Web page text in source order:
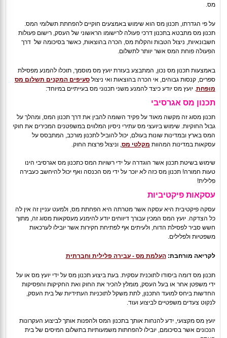
מס.
על פי הגדרתו, תכנון מס הוא שימוש באמצעים חוקיים להפחתת תשלומי המס.
תכנון מס מתבטא בתכנון דרכי פעולה לרישומו הראשוני של העסק, רישום פעולות
חשבונאיות, ניצול הטבות והקלות מס, הכרה בהוצאות, כאשר בסיכומה של דרך
הפעולה פוחת המס אשר יוותר לתשלום.
באמצעות תכנון מס נכון, המתבצע בעזרת יועץ מס מוסמך, תוכלו להמנע מפסילת
ספרים, קנסות גבוהים, אי הכרה בהוצאות ואי ניצולסעיפים המקנים תשלום מס
מופחת. יועץ מס יודע כיצד להמנע משני תכנוני מס בעייתיים במיוחד:
תכנון מס אגרסיבי
תכנון מסוג זה מקשה מאוד על פקיד השומה להבין את דרך תכנון המס, ומהלך על
גבול החוקיות. שימוש ביועצי מס עתירי ניסיון המלווים במשפטנים המכירים את חוקי
המס בארץ ובמדינות שונות בעולם, יכול להוביל לתכנון מורכב, המתבסס על
עסקאות במדינות המהוות מקלטי מס, וניצול פרצות החוק.
שימוש בשיטת תכנון אשר הוגדרה על ידי רשויות המס כתכנון מס אגרסיבי הינו
טעות חמורה! תכנון מס כזה לא יוכר על ידי מס הכנסה ואף יכול להיחשב כעבירה
פלילית!
עסקאות פיקטיביות
עסקה פיקטיבית היא עסקה אשר מטרתה היא הפחתת מס, ולמעט עניין זה אין לה
כל הצדקה. יועץ המס המכין עבורך דיווחים יודע להימנע מעסקאות מסוג זה, מתוך
חשש סביר לפסילת הדוח, ולעיתים אף לפתיחת חקירות אשר יובילו לערכאות
משפטיות ולפלילים.
לקריאה מורחבת:העלמת מס - עבירה פלילית וחברתית
תכנון מס דומה ביסודו לתוכנית עסקית. בעת ביצוע תכנון מס על ידי יועץ מס או על
ידי משפטן אחר או בעל העסק, מומלץ להכיר את החוק ואת החקיקות והפסיקות
החדשות ביחס למועד התכנון, לתת משקל לתוכניות העתידיות של בית העסק,
לנקוט צעדים משפטיים לביצוע ועוד.
יועץ מס מקצועי, ידע להנחות אותך בתכנון המס ולהפנות אותך לביצוע העקרונות
הנכונים אשר בסיכומם, יובילו להפחתות משמעותיות בתשלום המיסים של בית